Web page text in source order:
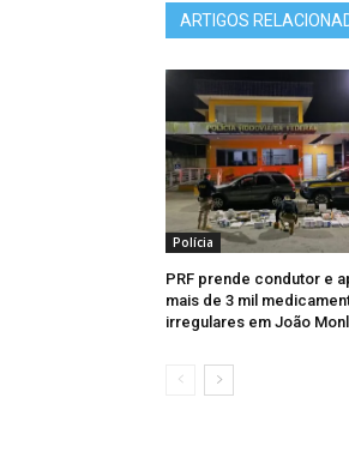
ARTIGOS
Polícia
PRF prende condutor e
mais de 3 mil
irregulares em João